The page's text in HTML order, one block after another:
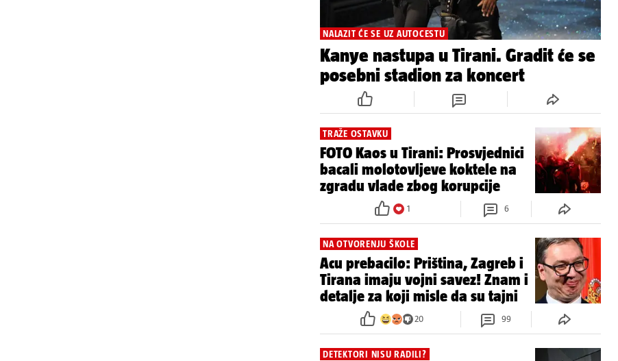
NALAZIT ĆE SE UZ AUTOCESTU
Kanye nastupa u Tirani. Gradit će se
posebni stadion za koncert
TRAŽE OSTAVKU
FOTO Kaos u Tirani: Prosvjednici
bacali molotovljeve koktele na
zgradu vlade zbog korupcije
1 6
NA OTVORENJU ŠKOLE
Acu prebacilo: Priština, Zagreb i
Tirana imaju vojni savez! Znam i
detalje za koji misle da su tajni
20 99
DETEKTORI NISU RADILI?